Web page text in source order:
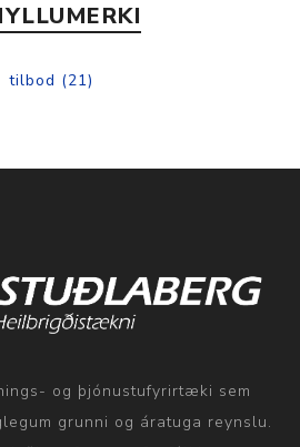
tilbod (21)
og þjónustufyrirtæki sem
grunni og áratuga reynslu.